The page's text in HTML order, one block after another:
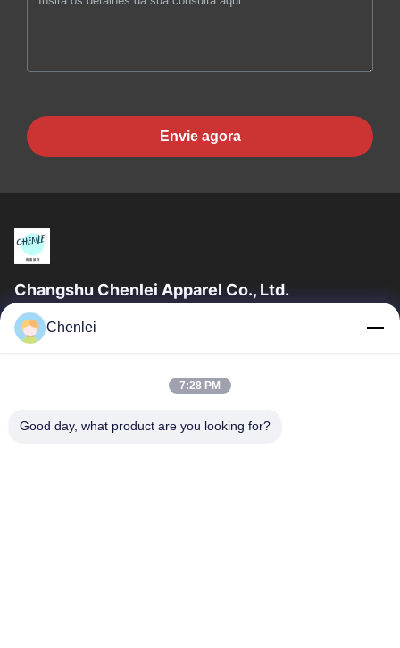
Envie agora
Changshu Chenlei Apparel Co., Ltd.
CHANGSHU CHENLEI APPAREL CO., LTD Nossa fábrica foi
estabelecida em 2011, localizada na cidade de Suzhou,
Casa
Produtos
Chenlei
7:28 PM
Good day, what product are you looking for?